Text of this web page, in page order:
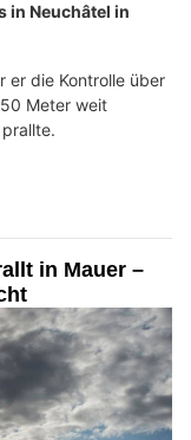
in Neuchâtel in
er die Kontrolle über
Meter weit
in Mauer –